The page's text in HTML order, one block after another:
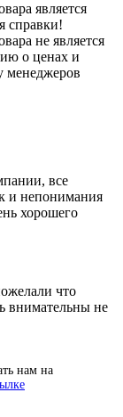
является
справки!
не является
о ценах и
менеджеров
все
и непонимания
хорошего
что
внимательны не
нам на